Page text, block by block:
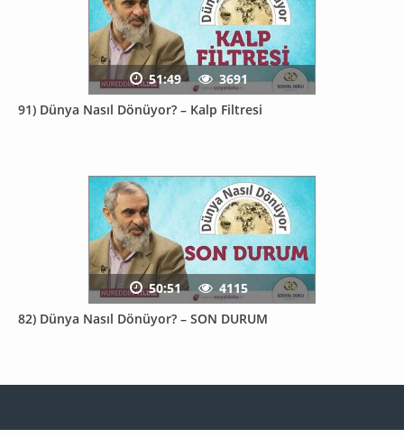
91) Dünya Nasıl Dönüyor? – Kalp Filtresi
51:49 3691
82) Dünya Nasıl Dönüyor? – SON DURUM
50:51 4115